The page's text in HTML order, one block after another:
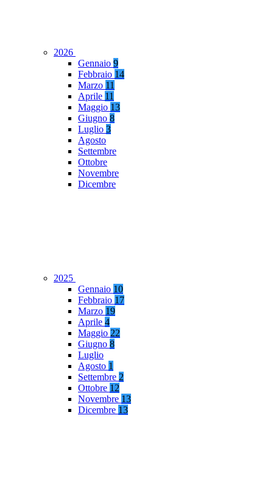
2026
Gennaio 9
Febbraio 14
Marzo 11
Aprile 11
Maggio 13
Giugno 8
Luglio 3
Agosto
Settembre
Ottobre
Novembre
Dicembre
2025
Gennaio 10
Febbraio 17
Marzo 19
Aprile 4
Maggio 22
Giugno 8
Luglio
Agosto 1
Settembre 2
Ottobre 12
Novembre 13
Dicembre 13